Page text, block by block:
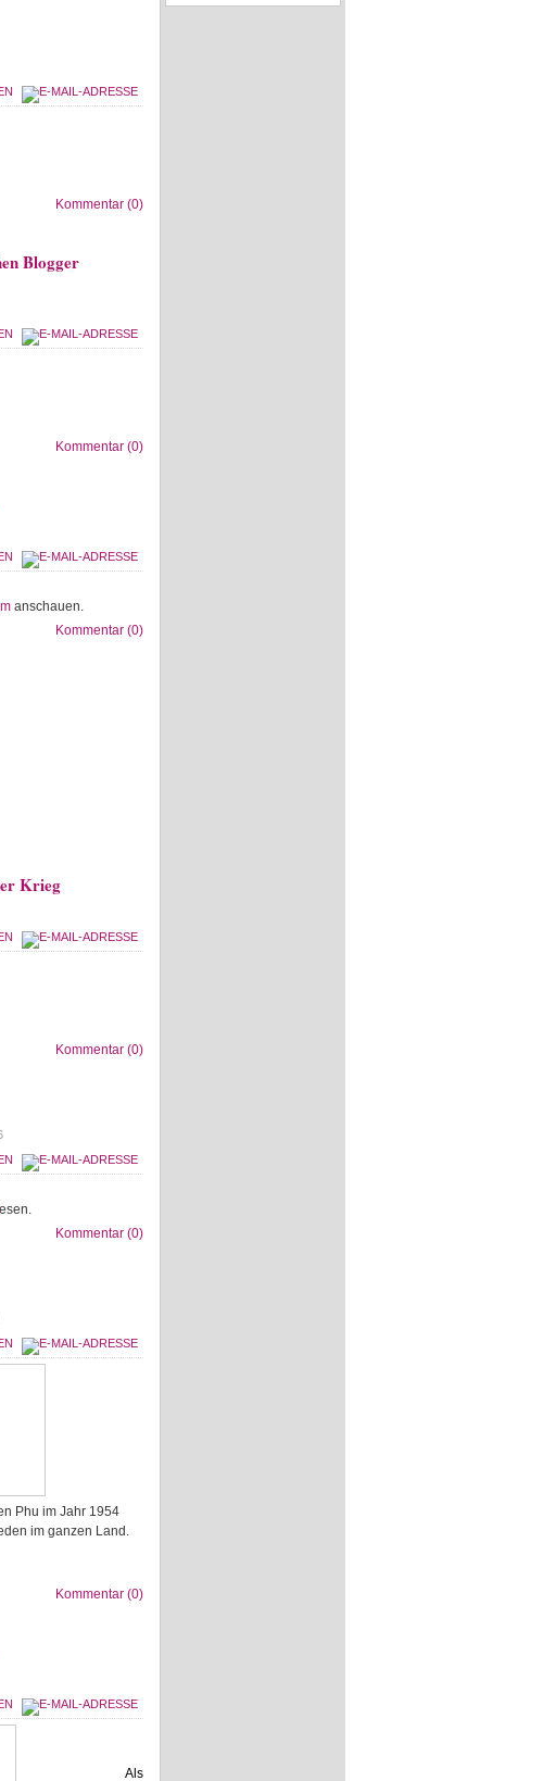
Kommentar (0)
Blogger
Kommentar (0)
anschauen.
Kommentar (0)
Krieg
Kommentar (0)
lesen.
Kommentar (0)
Phu im Jahr 1954
im ganzen Land.
Kommentar (0)
Als